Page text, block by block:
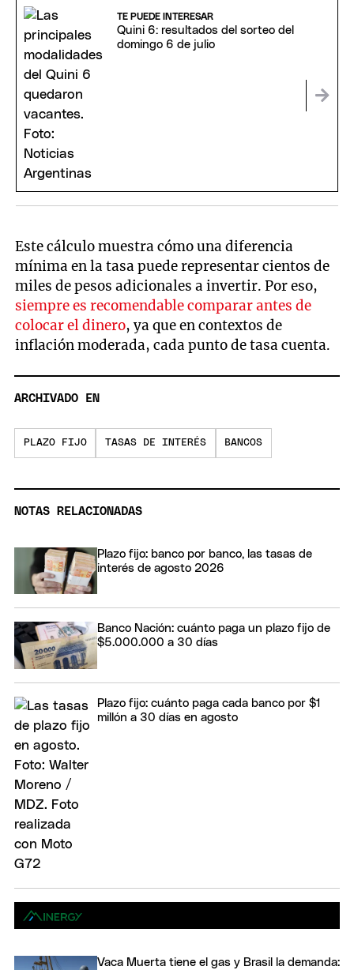
TE PUEDE INTERESAR
Quini 6: resultados del sorteo del
domingo 6 de julio
Este cálculo muestra cómo una diferencia
mínima en la tasa puede representar cientos de
miles de pesos adicionales a invertir. Por eso,
siempre es recomendable comparar antes de
colocar el dinero, ya que en contextos de
inflación moderada, cada punto de tasa cuenta.
ARCHIVADO EN
PLAZO FIJO TASAS DE INTERÉS BANCOS
NOTAS RELACIONADAS
Plazo fijo: banco por banco, las tasas de
interés de agosto 2026
Banco Nación: cuánto paga un plazo fijo de
$5.000.000 a 30 días
Plazo fijo: cuánto paga cada banco por $1
millón a 30 días en agosto
Vaca Muerta tiene el gas y Brasil la demanda: